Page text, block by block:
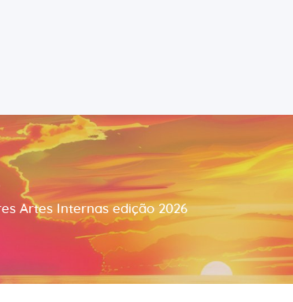
Artes Internas edição 2026
Sobre
Aprender
Para Si
Contactos
Consultas